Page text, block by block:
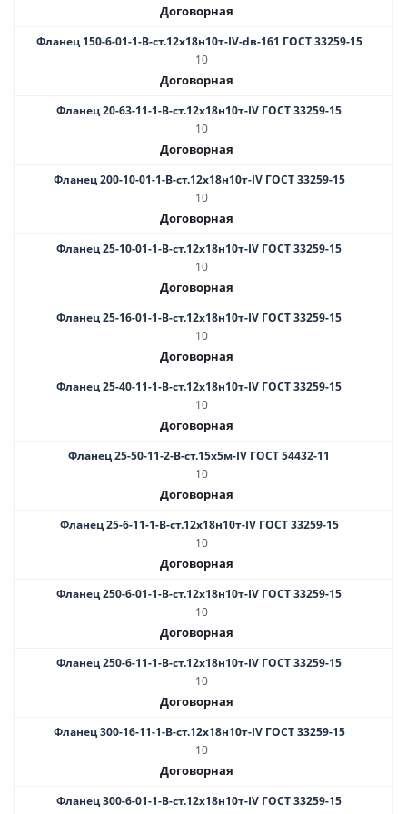
Договорная
Фланец 150-6-01-1-В-ст.12х18н10т-IV-dв-161 ГОСТ 33259-15
10
Договорная
Фланец 20-63-11-1-B-ст.12х18н10т-IV ГОСТ 33259-15
10
Договорная
Фланец 200-10-01-1-В-ст.12х18н10т-IV ГОСТ 33259-15
10
Договорная
Фланец 25-10-01-1-В-ст.12х18н10т-IV ГОСТ 33259-15
10
Договорная
Фланец 25-16-01-1-B-ст.12х18н10т-IV ГОСТ 33259-15
10
Договорная
Фланец 25-40-11-1-B-ст.12х18н10т-IV ГОСТ 33259-15
10
Договорная
Фланец 25-50-11-2-B-ст.15х5м-IV ГОСТ 54432-11
10
Договорная
Фланец 25-6-11-1-B-ст.12х18н10т-IV ГОСТ 33259-15
10
Договорная
Фланец 250-6-01-1-В-ст.12х18н10т-IV ГОСТ 33259-15
10
Договорная
Фланец 250-6-11-1-B-ст.12х18н10т-IV ГОСТ 33259-15
10
Договорная
Фланец 300-16-11-1-B-ст.12х18н10т-IV ГОСТ 33259-15
10
Договорная
Фланец 300-6-01-1-В-ст.12х18н10т-IV ГОСТ 33259-15